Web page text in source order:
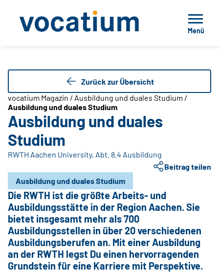
Menü
Zurück zur Übersicht
vocatium Magazin / Ausbildung und duales Studium /
Ausbildung und duales Studium
Ausbildung und duales
Studium
RWTH Aachen University, Abt. 8.4 Ausbildung
Beitrag teilen
Ausbildung und duales Studium
Die RWTH ist die größte Arbeits- und
Ausbildungsstätte in der Region Aachen. Sie
bietet insgesamt mehr als 700
Ausbildungsstellen in über 20 verschiedenen
Ausbildungsberufen an. Mit einer Ausbildung
an der RWTH legst Du einen hervorragenden
Grundstein für eine Karriere mit Perspektive.